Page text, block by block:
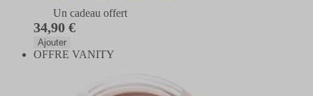
Un cadeau offert
34,90 €
Ajouter
OFFRE VANITY